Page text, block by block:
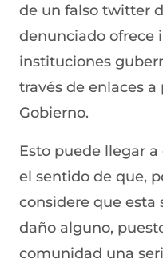
de un falso twitter
denunciado ofrece
instituciones
través de enlaces
Gobierno.
Esto puede llegar
el sentido de que,
considere que esta
daño alguno,
comunidad una